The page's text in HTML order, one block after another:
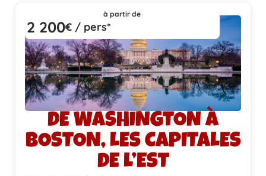
à partir de
2 200€ / pers*
DE WASHINGTON À
BOSTON, LES CAPITALES
DE L’EST